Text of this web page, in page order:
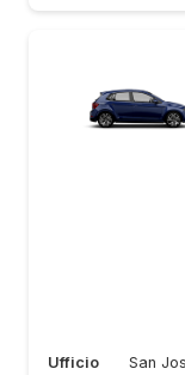
Ufficio San